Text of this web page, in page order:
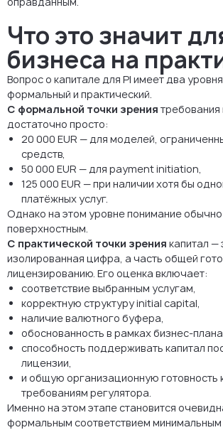
Что это значит
бизнеса на
Вопрос о капитале для PI имеет два
формальный и практический.
С формальной точки зрения требования
достаточно просто:
20 000 EUR — для моделей,
средств,
50 000 EUR — для payment initiation,
125 000 EUR — при наличии хотя бы
платёжных услуг.
Однако на этом уровне понимание обычно
поверхностным.
С практической точки зрения капитал —
изолированная цифра, а часть общей
лицензированию. Его оценка включает:
соответствие выбранным услугам,
корректную структуру initial capital,
наличие валютного буфера,
обоснованность в рамках бизнес-
способность поддерживать капитал
лицензии,
и общую организационную готовность
требованиям регулятора.
Именно на этом этапе становится
формальным соответствием